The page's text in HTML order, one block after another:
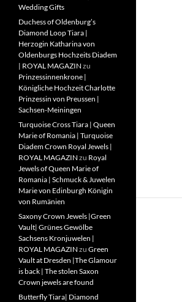
Wedding Gifts
Duchess of Oldenburg’s
Diamond Loop Tiara |
Herzogin Katharina von
Oldenburgs Hochzeits Diadem
| ROYAL MAGAZIN zu
Prinzessinnenkrone |
Königliche Hochzeit Charlotte
Prinzessin von Preussen |
Sachsen-Meiningen
Turquoise Cross Tiara | Queen
Marie of Romania | Turquoise
Diadem Crown Royal Jewels |
ROYAL MAGAZIN zu Royal
Jewels of Queen Marie of
Romania | Schmuck & Juwelen
Marie von Edinburgh Königin
von Rumänien
Saxony Crown Jewels |Green
Vault| Grünes Gewölbe
Sachsens Kronjuwelen |
ROYAL MAGAZIN zu Green
Vault at Dresden |The Glamour
is back | The stolen Saxon
Crown jewels are found
Butterfly Tiara| Diamond